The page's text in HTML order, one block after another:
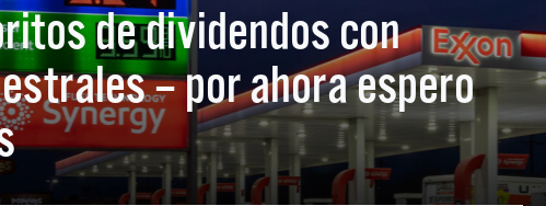
de dividendos con
– por ahora espero